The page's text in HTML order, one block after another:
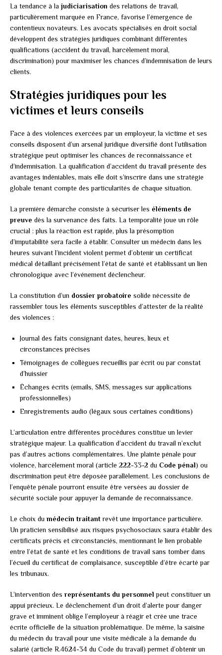
La tendance à la judiciarisation des relations de travail,
particulièrement marquée en France, favorise l’émergence de
contentieux novateurs. Les avocats spécialisés en droit social
développent des stratégies juridiques combinant différentes
qualifications (accident du travail, harcèlement moral,
discrimination) pour maximiser les chances d’indemnisation de leurs
clients.
Stratégies juridiques pour les
victimes et leurs conseils
Face à des violences exercées par un employeur, la victime et ses
conseils disposent d’un arsenal juridique diversifié dont l’utilisation
stratégique peut optimiser les chances de reconnaissance et
d’indemnisation. La qualification d’accident du travail présente des
avantages indéniables, mais elle doit s’inscrire dans une stratégie
globale tenant compte des particularités de chaque situation.
La première démarche consiste à sécuriser les éléments de
preuve dès la survenance des faits. La temporalité joue un rôle
crucial : plus la réaction est rapide, plus la présomption
d’imputabilité sera facile à établir. Consulter un médecin dans les
heures suivant l’incident violent permet d’obtenir un certificat
médical détaillant précisément l’état de santé et établissant un lien
chronologique avec l’événement déclencheur.
La constitution d’un dossier probatoire solide nécessite de
rassembler tous les éléments susceptibles d’attester de la réalité
des violences :
Journal des faits consignant dates, heures, lieux et
circonstances précises
Témoignages de collègues recueillis par écrit ou par constat
d’huissier
Échanges écrits (emails, SMS, messages sur applications
professionnelles)
Enregistrements audio (légaux sous certaines conditions)
L’articulation entre différentes procédures constitue un levier
stratégique majeur. La qualification d’accident du travail n’exclut
pas d’autres actions complémentaires. Une plainte pénale pour
violence, harcèlement moral (article 222-33-2 du Code pénal) ou
discrimination peut être déposée parallèlement. Les conclusions de
l’enquête pénale pourront ensuite être versées au dossier de
sécurité sociale pour appuyer la demande de reconnaissance.
Le choix du médecin traitantrevêt une importance particulière.
Un praticien sensibilisé aux risques psychosociaux saura établir des
certificats précis et circonstanciés, mentionnant le lien probable
entre l’état de santé et les conditions de travail sans tomber dans
l’écueil du certificat de complaisance, susceptible d’être écarté par
les tribunaux.
L’intervention des représentants du personnel peut constituer un
appui précieux. Le déclenchement d’un droit d’alerte pour danger
grave et imminent oblige l’employeur à réagir et crée une trace
écrite officielle de la situation problématique. De même, la saisine
du médecin du travail pour une visite médicale à la demande du
salarié (article R.4624-34 du Code du travail) permet d’obtenir un